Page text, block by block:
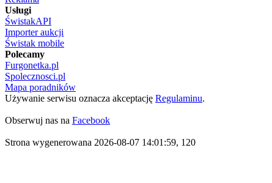
Usługi
ŚwistakAPI
Importer aukcji
Świstak mobile
Polecamy
Furgonetka.pl
Spolecznosci.pl
Mapa poradników
Używanie serwisu oznacza akceptację Regulaminu.
Obserwuj nas na Facebook
Strona wygenerowana 2026-08-07 14:01:59, 120